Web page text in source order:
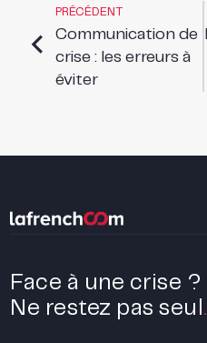
PRÉCÉDENT
Communication de
crise : les erreurs à
éviter
Face à une crise ?
Ne restez pas seul .